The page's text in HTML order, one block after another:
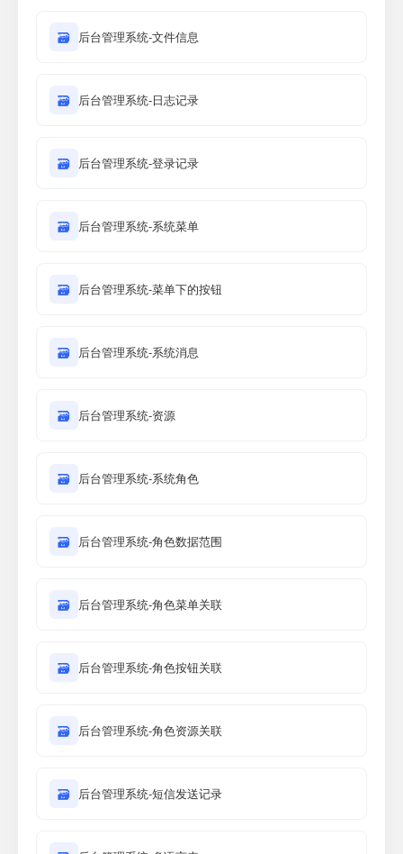
🗃 后台管理系统-文件信息
🗃 后台管理系统-日志记录
🗃 后台管理系统-登录记录
🗃 后台管理系统-系统菜单
🗃 后台管理系统-菜单下的按钮
🗃 后台管理系统-系统消息
🗃 后台管理系统-资源
🗃 后台管理系统-系统角色
🗃 后台管理系统-角色数据范围
🗃 后台管理系统-角色菜单关联
🗃 后台管理系统-角色按钮关联
🗃 后台管理系统-角色资源关联
🗃 后台管理系统-短信发送记录